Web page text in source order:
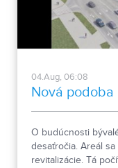
04.Aug, 06:08
Nová
O budúcnosti
desaťročia. Areál
revitalizácie. Tá